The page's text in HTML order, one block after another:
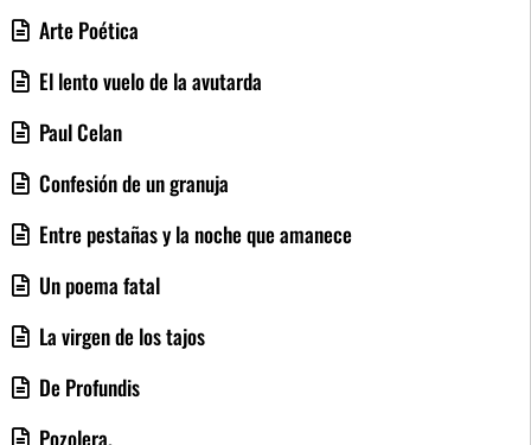
Arte Poética
El lento vuelo de la avutarda
Paul Celan
Confesión de un granuja
Entre pestañas y la noche que amanece
Un poema fatal
La virgen de los tajos
De Profundis
Pozolera.